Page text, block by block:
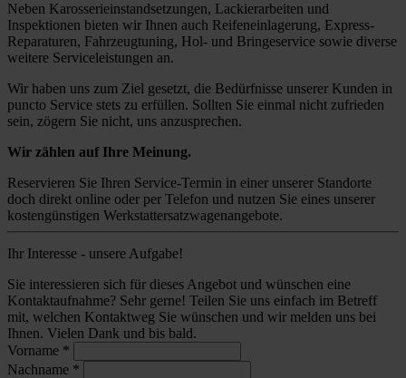
Neben Karosserieinstandsetzungen, Lackierarbeiten und
Inspektionen bieten wir Ihnen auch Reifeneinlagerung, Express-
Reparaturen, Fahrzeugtuning, Hol- und Bringeservice sowie diverse
weitere Serviceleistungen an.
Wir haben uns zum Ziel gesetzt, die Bedürfnisse unserer Kunden in
puncto Service stets zu erfüllen. Sollten Sie einmal nicht zufrieden
sein, zögern Sie nicht, uns anzusprechen.
Wir zählen auf Ihre Meinung.
Reservieren Sie Ihren Service-Termin in einer unserer Standorte
doch direkt online oder per Telefon und nutzen Sie eines unserer
kostengünstigen Werkstattersatzwagenangebote.
Ihr Interesse - unsere Aufgabe!
Sie interessieren sich für dieses Angebot und wünschen eine
Kontaktaufnahme? Sehr gerne! Teilen Sie uns einfach im Betreff
mit, welchen Kontaktweg Sie wünschen und wir melden uns bei
Ihnen. Vielen Dank und bis bald.
Vorname *
Nachname *